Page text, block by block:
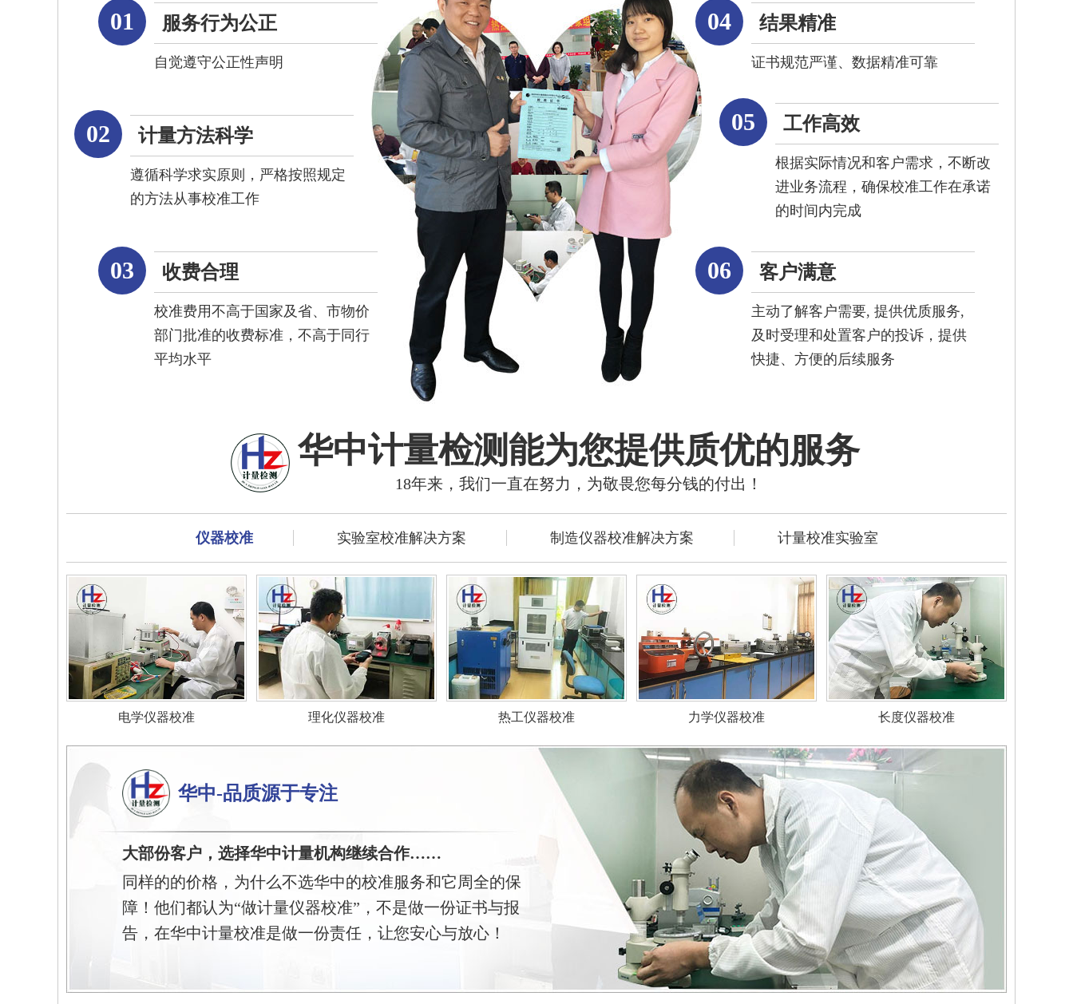
01 服务行为公正
自觉遵守公正性声明
02 计量方法科学
遵循科学求实原则，严格按照规定
的方法从事校准工作
03 收费合理
校准费用不高于国家及省、市物价
部门批准的收费标准，不高于同行
平均水平
04 结果精准
证书规范严谨、数据精准可靠
05 工作高效
根据实际情况和客户需求，不断改
进业务流程，确保校准工作在承诺
的时间内完成
06 客户满意
主动了解客户需要, 提供优质服务,
及时受理和处置客户的投诉，提供
快捷、方便的后续服务
华中计量检测能为您提供质优的服务
18年来，我们一直在努力，为敬畏您每分钱的付出！
仪器校准 实验室校准解决方案 制造仪器校准解决方案 计量校准实验室
电学仪器校准 理化仪器校准 热工仪器校准 力学仪器校准 长度仪器校准
华中-品质源于专注
大部份客户，选择华中计量机构继续合作……
同样的的价格，为什么不选华中的校准服务和它周全的保
障！他们都认为“做计量仪器校准”，不是做一份证书与报
告，在华中计量校准是做一份责任，让您安心与放心！